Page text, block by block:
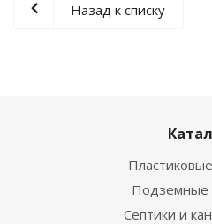
Назад к списку
Подземные
Септики и